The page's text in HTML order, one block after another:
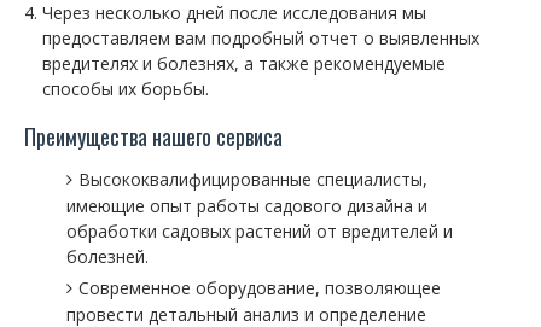
Через несколько дней после исследования мы
предоставляем вам подробный отчет о выявленных
вредителях и болезнях, а также рекомендуемые
способы их борьбы.
Преимущества нашего сервиса
Высококвалифицированные специалисты,
имеющие опыт работы садового дизайна и
обработки садовых растений от вредителей и
болезней.
Современное оборудование, позволяющее
провести детальный анализ и определение